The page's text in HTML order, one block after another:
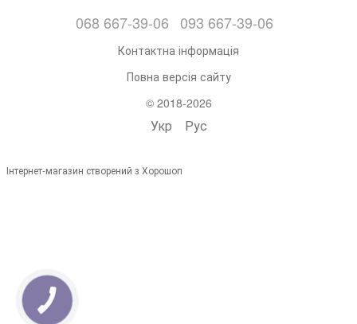
068 667-39-06 093 667-39-06
Контактна інформація
Повна версія сайту
© 2018-2026
Укр Рус
Інтернет-магазин створений з Хорошоп